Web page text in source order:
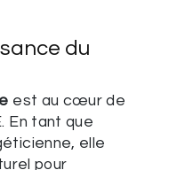
du
est au cœur de
En tant que
elle
pour